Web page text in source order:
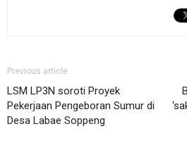
Previous article
LSM LP3N soroti Proyek
Pekerjaan Pengeboran Sumur di
Desa Labae Soppeng